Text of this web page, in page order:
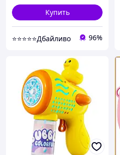
Купить
⭐⭐⭐⭐⭐Дбайливо 96%